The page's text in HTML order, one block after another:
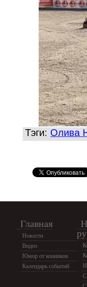
Тэги: Олива
Главная
Новости
Видео
Юмор от конников
Календарь событий